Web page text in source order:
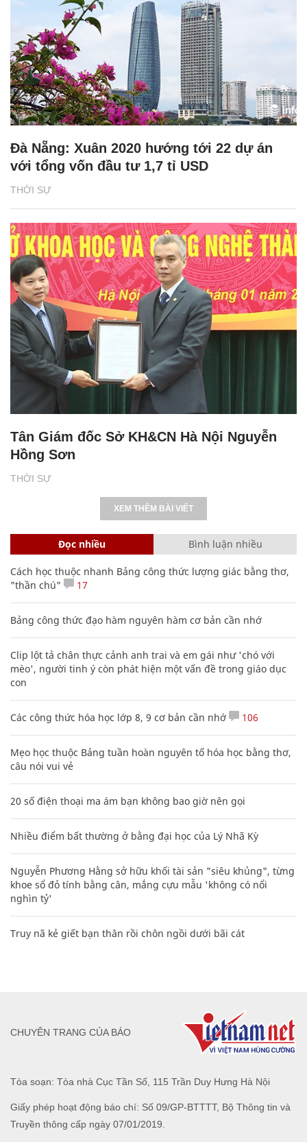
THỜI SỰ
Đà Nẵng: Xuân 2020 hướng tới 22 dự án
với tổng vốn đầu tư 1,7 tỉ USD
THỜI SỰ
Tân Giám đốc Sở KH&CN Hà Nội Nguyễn
Hồng Sơn
XEM THÊM BÀI VIẾT
Đọc nhiều Bình luận nhiều
Cách học thuộc nhanh Bảng công thức lượng giác bằng thơ,
"thần chú"
17
Bảng công thức đạo hàm nguyên hàm cơ bản cần nhớ
Clip lột tả chân thực cảnh anh trai và em gái như 'chó với
mèo', người tinh ý còn phát hiện một vấn đề trong giáo dục
con
Các công thức hóa học lớp 8, 9 cơ bản cần nhớ 106
Mẹo học thuộc Bảng tuần hoàn nguyên tố hóa học bằng thơ,
câu nói vui vẻ
20 số điện thoại ma ám bạn không bao giờ nên gọi
Nhiều điểm bất thường ở bằng đại học của Lý Nhã Kỳ
Nguyễn Phương Hằng sở hữu khối tài sản "siêu khủng", từng
khoe sổ đỏ tính bằng cân, mắng cựu mẫu 'không có nổi
nghìn tỷ'
Truy nã kẻ giết bạn thân rồi chôn ngồi dưới bãi cát
Tòa soạn: Tòa nhà Cục Tần Số, 115 Trần Duy Hưng Hà Nội
Giấy phép hoạt động báo chí: Số 09/GP-BTTTT, Bộ Thông tin và
Truyền thông cấp ngày 07/01/2019.
CHUYÊN TRANG CỦA BÁO